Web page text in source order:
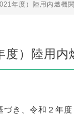
年度）陸用内燃機
度）陸用
づき、令和２年